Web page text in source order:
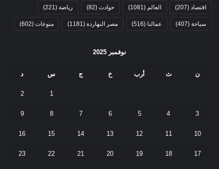
اقتصاد (207) العالم (1081) حوادث (82) رياضة (221)
سياحة (407) عمالنا (516) مصر النهاردة (1181) منوعات (602)
نوفمبر 2025
ن ث أرب خ ج س د
1
2
3
4
5
6
7
8
9
10
11
12
13
14
15
16
17
18
19
20
21
22
23